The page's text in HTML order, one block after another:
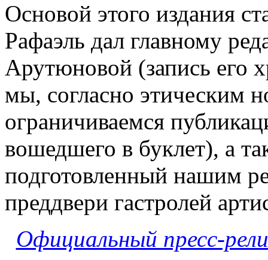
Основой этого издания
Рафаэль дал главному
Арутюновой (запись его
мы, согласно этическим
ограничиваемся
вошедшего в буклет), а
подготовленный нашим
преддвери гастролей
Официальный пресс-